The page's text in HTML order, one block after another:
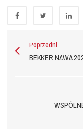
Poprzedni
BEKKER NAWA